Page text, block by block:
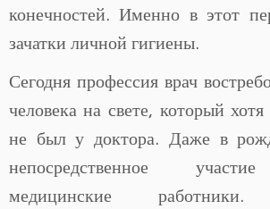
конечностей. Именно в этот
зачатки личной гигиены.
Сегодня профессия врач
человека на свете, который
не был у доктора. Даже в
непосредственное
медицинские работники.